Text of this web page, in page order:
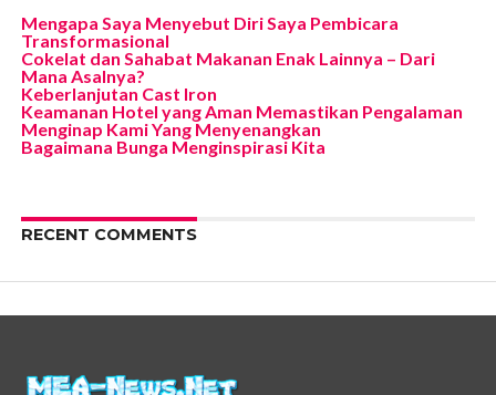
Mengapa Saya Menyebut Diri Saya Pembicara
Transformasional
Cokelat dan Sahabat Makanan Enak Lainnya – Dari
Mana Asalnya?
Keberlanjutan Cast Iron
Keamanan Hotel yang Aman Memastikan Pengalaman
Menginap Kami Yang Menyenangkan
Bagaimana Bunga Menginspirasi Kita
RECENT COMMENTS